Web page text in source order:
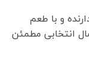
و با طعم
انتخابی مطمئن